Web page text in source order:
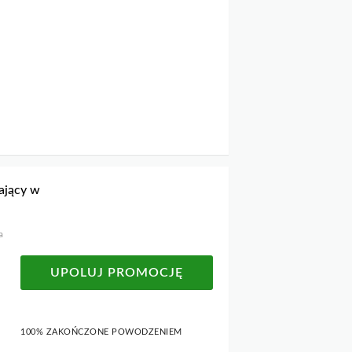
w
UPOLUJ PROMOCJĘ
100% ZAKOŃCZONE POWODZENIEM